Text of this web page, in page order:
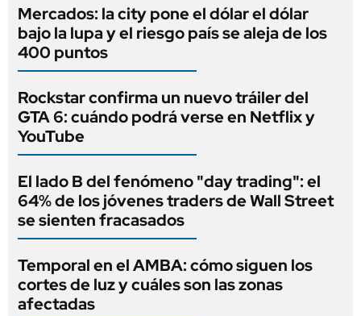
Mercados: la city pone el dólar el dólar
bajo la lupa y el riesgo país se aleja de los
400 puntos
Rockstar confirma un nuevo tráiler del
GTA 6: cuándo podrá verse en Netflix y
YouTube
El lado B del fenómeno "day trading": el
64% de los jóvenes traders de Wall Street
se sienten fracasados
Temporal en el AMBA: cómo siguen los
cortes de luz y cuáles son las zonas
afectadas